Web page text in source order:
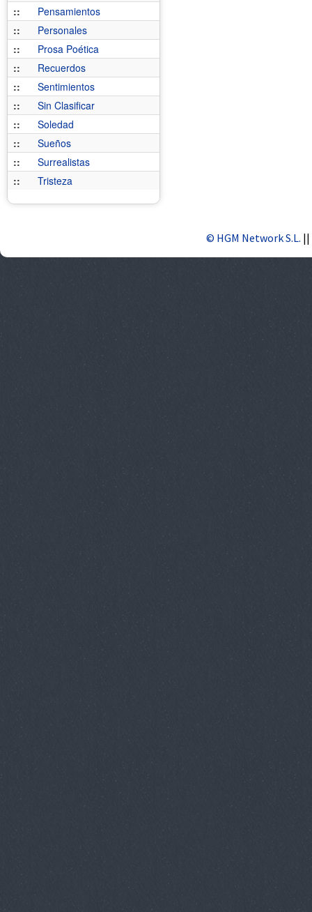
::
Pensamientos
::
Personales
::
Prosa Poética
::
Recuerdos
::
Sentimientos
::
Sin Clasificar
::
Soledad
::
Sueños
::
Surrealistas
::
Tristeza
© HGM Network S.L. ||